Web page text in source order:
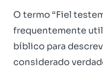
O termo “Fiel
frequentemente
bíblico para
considerado